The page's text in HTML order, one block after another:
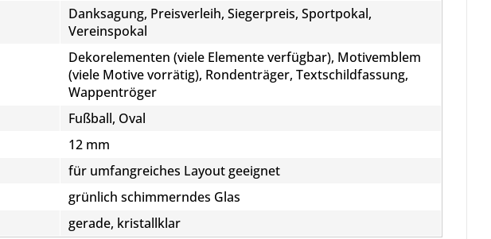
Danksagung, Preisverleih, Siegerpreis, Sportpokal,
Vereinspokal
Dekorelementen (viele Elemente verfügbar), Motivemblem
(viele Motive vorrätig), Rondenträger, Textschildfassung,
Wappentröger
Fußball, Oval
12 mm
für umfangreiches Layout geeignet
grünlich schimmerndes Glas
gerade, kristallklar